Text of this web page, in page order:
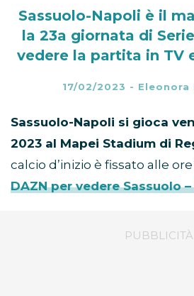
Sassuolo-Napoli è il
la 23a giornata di
vedere la partita in TV
17/02/2023 - Eleonora
Sassuolo-Napoli si gioca
2023 al Mapei Stadium di
calcio d’inizio è fissato alle ore
DAZN per vedere Sassuolo